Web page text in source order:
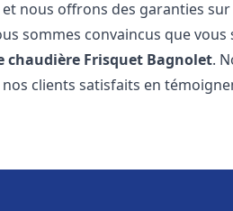
nous offrons des garanties
sommes convaincus que
chaudière Frisquet Bagnolet.
clients satisfaits en